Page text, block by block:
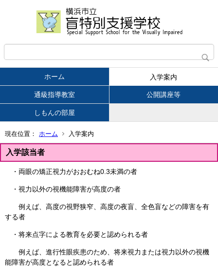
ホーム 入学案内
通級指導教室 公開講座等
しもんの部屋
現在位置： ホーム 入学案内
入学該当者
・両眼の矯正視力がおおむね0.3未満の者
・視力以外の視機能障害が高度の者
例えば、高度の視野狭窄、高度の夜盲、全色盲などの障害を有
する者
・将来点字による教育を必要と認められる者
例えば、進行性眼疾患のため、将来視力または視力以外の視機
能障害が高度となると認められる者